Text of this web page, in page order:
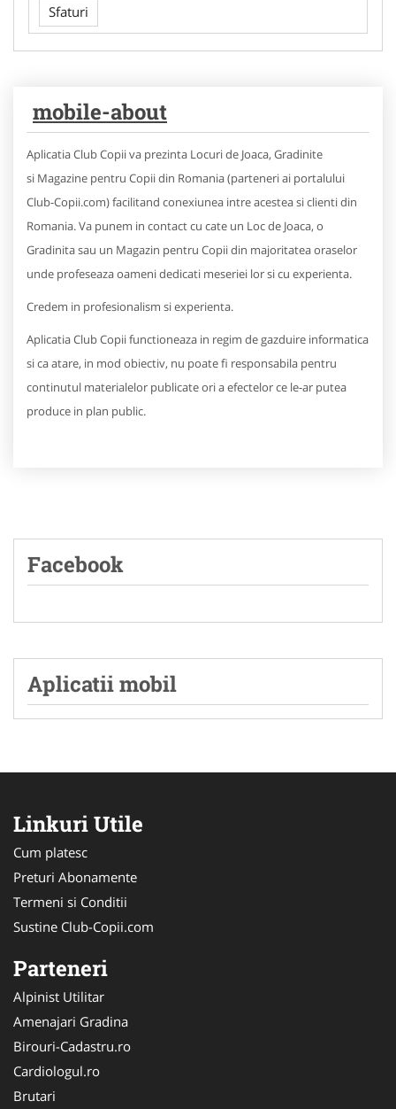
Sfaturi
mobile-about
Aplicatia Club Copii va prezinta Locuri de Joaca, Gradinite
si Magazine pentru Copii din Romania (parteneri ai portalului
Club-Copii.com) facilitand conexiunea intre acestea si clienti din
Romania. Va punem in contact cu cate un Loc de Joaca, o
Gradinita sau un Magazin pentru Copii din majoritatea oraselor
unde profeseaza oameni dedicati meseriei lor si cu experienta.
Credem in profesionalism si experienta.
Aplicatia Club Copii functioneaza in regim de gazduire informatica
si ca atare, in mod obiectiv, nu poate fi responsabila pentru
continutul materialelor publicate ori a efectelor ce le-ar putea
produce in plan public.
Facebook
Aplicatii mobil
Linkuri Utile
Cum platesc
Preturi Abonamente
Termeni si Conditii
Sustine Club-Copii.com
Parteneri
Alpinist Utilitar
Amenajari Gradina
Birouri-Cadastru.ro
Cardiologul.ro
Brutari